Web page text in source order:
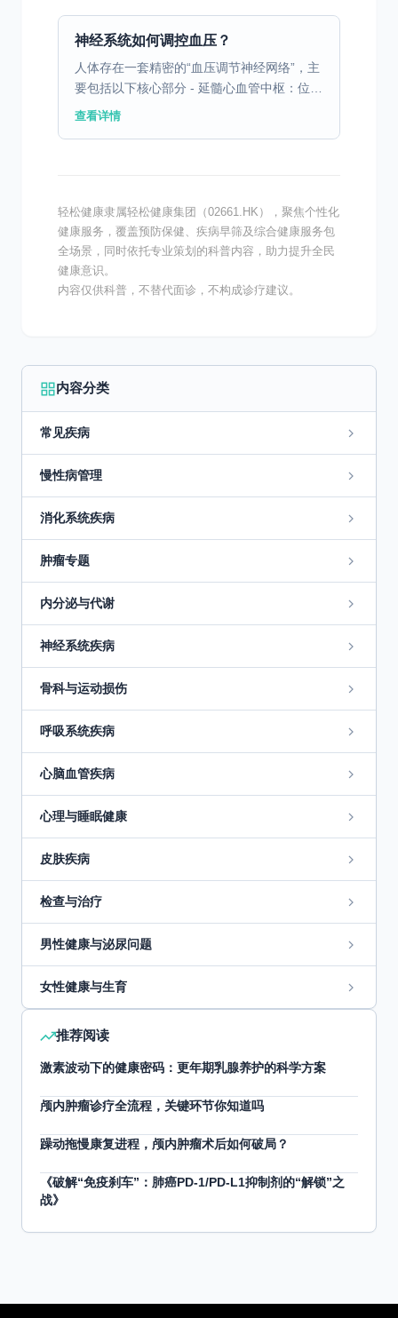
神经系统如何调控血压？
人体存在一套精密的“血压调节神经网络”，主
要包括以下核心部分 - 延髓心血管中枢：位于
大脑深处，如同血压的“指挥中心”，实时接收
查看详情
轻松健康隶属轻松健康集团（02661.HK），聚焦个性化
健康服务，覆盖预防保健、疾病早筛及综合健康服务包
全场景，同时依托专业策划的科普内容，助力提升全民
健康意识。
内容仅供科普，不替代面诊，不构成诊疗建议。
内容分类
常见疾病
慢性病管理
消化系统疾病
肿瘤专题
内分泌与代谢
神经系统疾病
骨科与运动损伤
呼吸系统疾病
心脑血管疾病
心理与睡眠健康
皮肤疾病
检查与治疗
男性健康与泌尿问题
女性健康与生育
推荐阅读
激素波动下的健康密码：更年期乳腺养护的科学方案
颅内肿瘤诊疗全流程，关键环节你知道吗
躁动拖慢康复进程，颅内肿瘤术后如何破局？
《破解“免疫刹车”：肺癌PD-1/PD-L1抑制剂的“解锁”之
战》